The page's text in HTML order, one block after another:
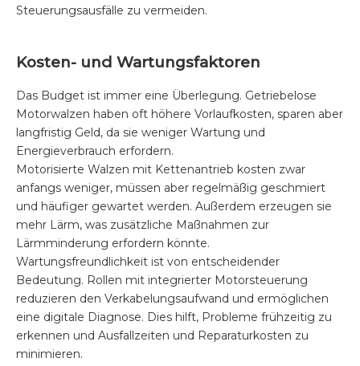
Steuerungsausfälle zu vermeiden.
Kosten- und Wartungsfaktoren
Das Budget ist immer eine Überlegung. Getriebelose
Motorwalzen haben oft höhere Vorlaufkosten, sparen aber
langfristig Geld, da sie weniger Wartung und
Energieverbrauch erfordern.
Motorisierte Walzen mit Kettenantrieb kosten zwar
anfangs weniger, müssen aber regelmäßig geschmiert
und häufiger gewartet werden. Außerdem erzeugen sie
mehr Lärm, was zusätzliche Maßnahmen zur
Lärmminderung erfordern könnte.
Wartungsfreundlichkeit ist von entscheidender
Bedeutung. Rollen mit integrierter Motorsteuerung
reduzieren den Verkabelungsaufwand und ermöglichen
eine digitale Diagnose. Dies hilft, Probleme frühzeitig zu
erkennen und Ausfallzeiten und Reparaturkosten zu
minimieren.